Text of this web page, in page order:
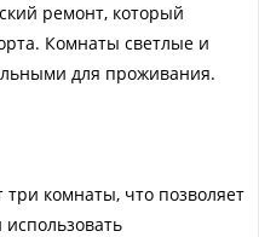
ремонт, который
Комнаты светлые и
для проживания.
комнаты, что позволяет